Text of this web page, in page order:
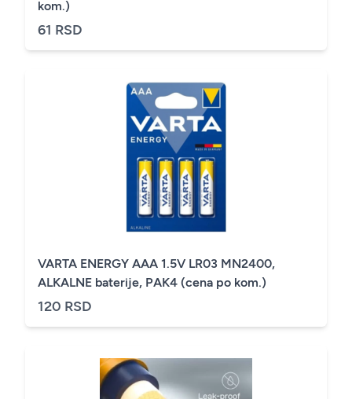
kom.)
61 RSD
VARTA ENERGY AAA 1.5V LR03 MN2400,
ALKALNE baterije, PAK4 (cena po kom.)
120 RSD